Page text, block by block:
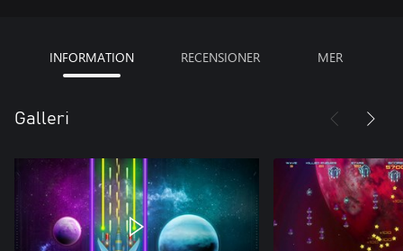
INFORMATION RECENSIONER MER
Galleri